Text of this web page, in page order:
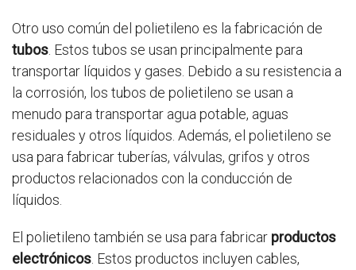
Otro uso común del polietileno es la fabricación de
tubos . Estos tubos se usan principalmente para
transportar líquidos y gases. Debido a su resistencia a
la corrosión, los tubos de polietileno se usan a
menudo para transportar agua potable, aguas
residuales y otros líquidos. Además, el polietileno se
usa para fabricar tuberías, válvulas, grifos y otros
productos relacionados con la conducción de
líquidos.
El polietileno también se usa para fabricar productos
electrónicos . Estos productos incluyen cables,